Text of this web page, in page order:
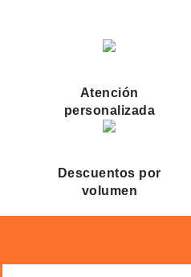
Atención
personalizada
Descuentos por
volumen